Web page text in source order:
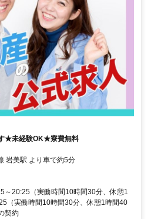
★未経験OK★寮費無料
JR山陰本線 岩美駅 より車で約5分
～20:25（実働時間10時間30分、休憩1
（実働時間10時間30分、休憩1時間40
契約